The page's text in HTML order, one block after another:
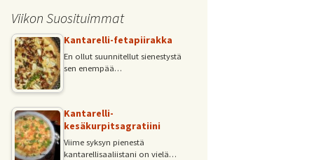
Viikon Suosituimmat
Kantarelli-fetapiirakka
En ollut suunnitellut sienestystä
sen enempää…
Kantarelli-
kesäkurpitsagratiini
Viime syksyn pienestä
kantarellisaaliistani on vielä…